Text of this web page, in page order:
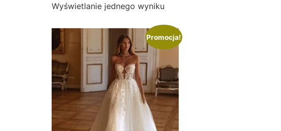
Wyświetlanie jednego wyniku
Promocja!